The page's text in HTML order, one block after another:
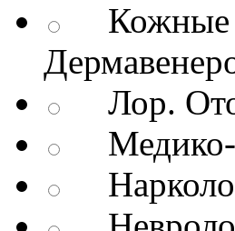
Кожные
Лор.
Медико-